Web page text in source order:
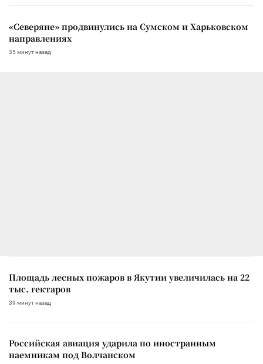
«Северяне» продвинулись на Сумском и Харьковском
направлениях
35 минут назад
Площадь лесных пожаров в Якутии увеличилась на 22
тыс. гектаров
39 минут назад
Российская авиация ударила по иностранным
наемникам под Волчанском